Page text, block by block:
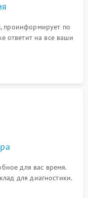
проинформирует по
ответит на все ваши
для вас время.
для диагностики.